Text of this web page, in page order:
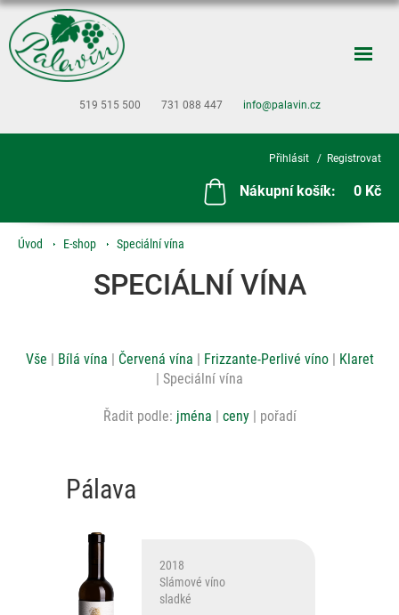
519 515 500 731 088 447 info@palavin.cz
Přihlásit Registrovat
Nákupní košík: 0 Kč
Úvod E-shop Speciální vína
SPECIÁLNÍ VÍNA
Vše Bílá vína Červená vína Frizzante-Perlivé víno
Klaret
Speciální vína
Řadit podle: jména ceny pořadí
Pálava
2018
Slámové víno
sladké